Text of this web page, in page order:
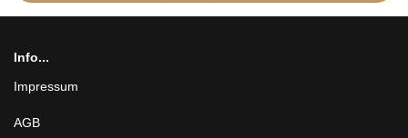
Info...
Impressum
AGB